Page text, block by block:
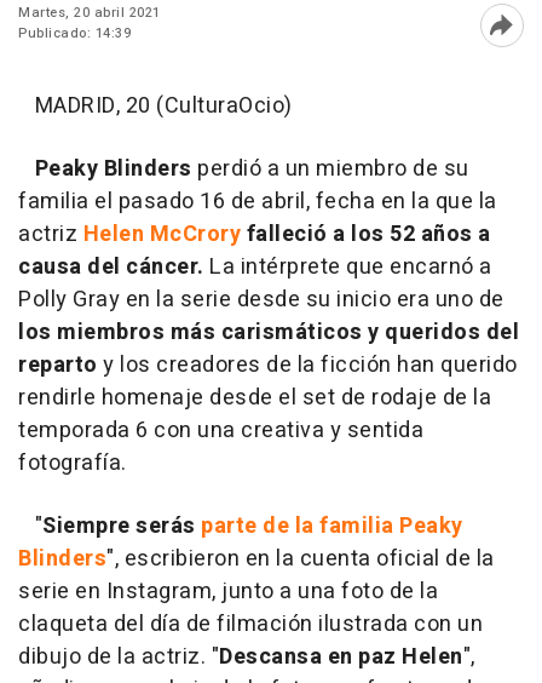
Martes, 20 abril 2021
Publicado: 14:39
MADRID, 20 (CulturaOcio)
Peaky Blinders perdió a un miembro de su
familia el pasado 16 de abril, fecha en la que la
actriz Helen McCroryfalleció a los 52 años a
causa del cáncer. La intérprete que encarnó a
Polly Gray en la serie desde su inicio era uno de
los miembros más carismáticos y queridos del
reparto y los creadores de la ficción han querido
rendirle homenaje desde el set de rodaje de la
temporada 6 con una creativa y sentida
fotografía.
"Siempre serás parte de la familia Peaky
Blinders", escribieron en la cuenta oficial de la
serie en Instagram, junto a una foto de la
claqueta del día de filmación ilustrada con un
dibujo de la actriz. "Descansa en paz Helen",